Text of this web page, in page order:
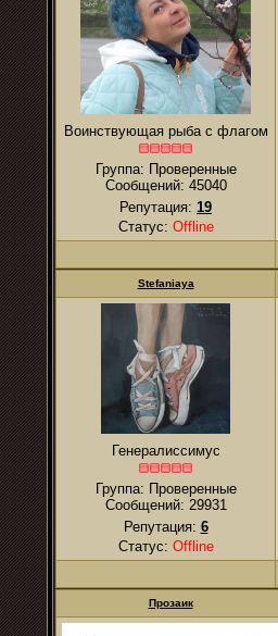
Воинствующая рыба с флагом
Группа: Проверенные
Сообщений: 45040
Репутация: 19
Статус: Offline
Stefaniaya
Генералиссимус
Группа: Проверенные
Сообщений: 29931
Репутация: 6
Статус: Offline
Прозаик